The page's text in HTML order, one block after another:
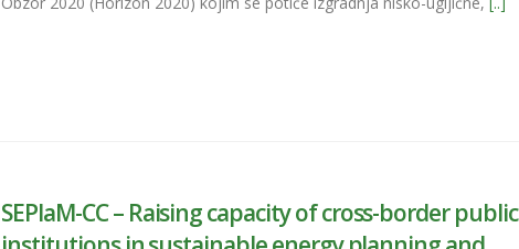
SEPlaM-CC – Raising capacity of cross-border public